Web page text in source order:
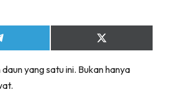
Share
on
(Twitter)
yang satu ini. Bukan hanya